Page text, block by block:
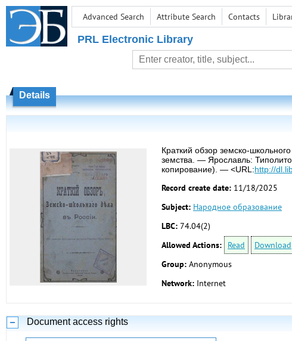
Advanced Search Attribute Search Contacts
PRL Electronic Library
Details
Краткий обзор земско-
земства. — Ярославль:
копирование). — <URL:http://
Record create date: 11/18/2025
Subject: Народное образование
LBC: 74.04(2)
Allowed Actions:
Read Download
Group: Anonymous
Network: Internet
Document access rights